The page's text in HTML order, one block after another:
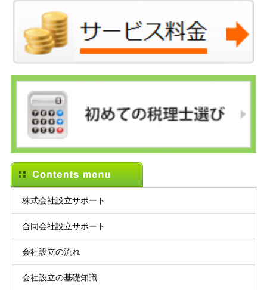
株式会社設立サポート
合同会社設立サポート
会社設立の流れ
会社設立の基礎知識